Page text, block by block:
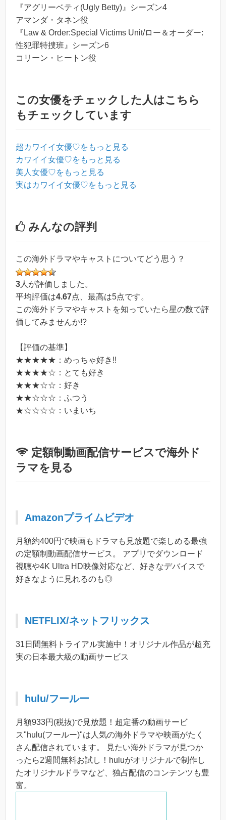
『アグリーベティ(Ugly Betty)』シーズン4
アマンダ・タネン役
『Law & Order:Special Victims Unit/ロー＆オーダー:
性犯罪特捜班』シーズン6
コリーン・ヒートン役
この女優をチェックした人はこちら
もチェックしています
超カワイイ女優♡をもっと見る
カワイイ女優♡をもっと見る
美人女優♡をもっと見る
実はカワイイ女優♡をもっと見る
みんなの評判
この海外ドラマやキャストについてどう思う？
3 人が評価しました。
平均評価は4.67点、最高は5点です。
この海外ドラマやキャストを知っていたら星の数で評
価してみませんか!?
【評価の基準】
★★★★★：めっちゃ好き!!
★★★★☆：とても好き
★★★☆☆：好き
★★☆☆☆：ふつう
★☆☆☆☆：いまいち
定額制動画配信サービスで海外ド
ラマを見る
Amazonプライムビデオ
月額約400円で映画もドラマも見放題で楽しめる最強
の定額制動画配信サービス。 アプリでダウンロード
視聴や4K Ultra HD映像対応など、好きなデバイスで
好きなように見れるのも◎
NETFLIX/ネットフリックス
31日間無料トライアル実施中！オリジナル作品が超充
実の日本最大級の動画サービス
hulu/フールー
月額933円(税抜)で見放題！超定番の動画サービ
ス"hulu(フールー)"は人気の海外ドラマや映画がたく
さん配信されています。 見たい海外ドラマが見つか
ったら2週間無料お試し！huluがオリジナルで制作し
たオリジナルドラマなど、独占配信のコンテンツも豊
富。